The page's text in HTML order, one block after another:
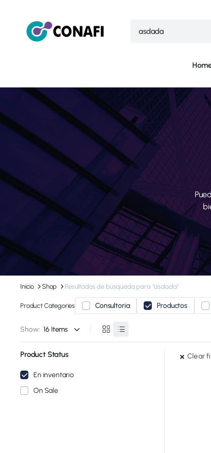
Inicio Shop Resultados de búsqueda para “asdada”
Product Categories Consultoria Productos
Show:
Clear
Product Status
En inventario
On Sale